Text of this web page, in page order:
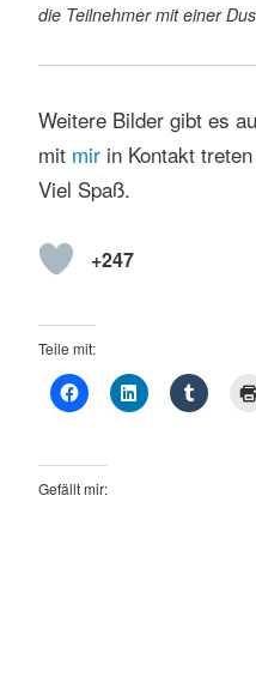
die Teilnehmer mit einer
Weitere Bilder gibt es
mit mirin Kontakt
Viel Spaß.
+247
Teile mit:
Gefällt mir: